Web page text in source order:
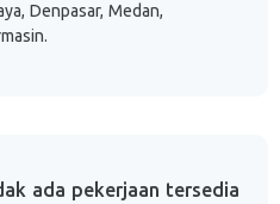
Denpasar, Medan,
ada pekerjaan tersedia